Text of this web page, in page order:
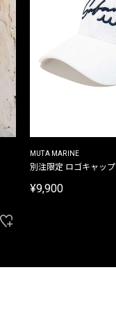
MUTA MARINE
別注限定 ロゴキャップ
¥9,900